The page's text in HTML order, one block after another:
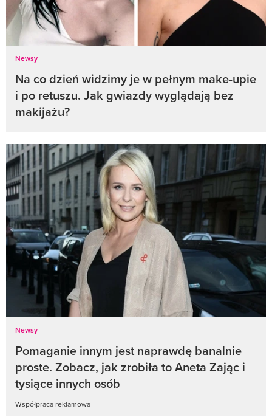
Newsy
Na co dzień widzimy je w pełnym make-upie
i po retuszu. Jak gwiazdy wyglądają bez
makijażu?
Newsy
Pomaganie innym jest naprawdę banalnie
proste. Zobacz, jak zrobiła to Aneta Zając i
tysiące innych osób
Współpraca reklamowa